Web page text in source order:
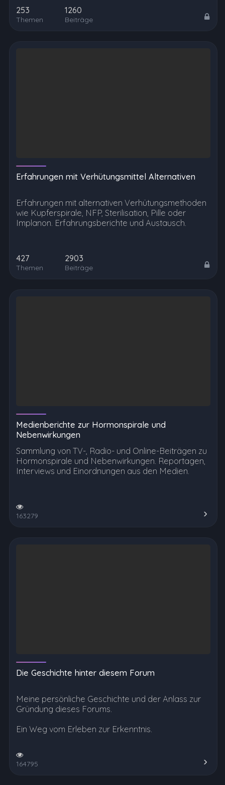
253
Themen
1260
Beiträge
Erfahrungen mit Verhütungsmittel Alternativen
Erfahrungen mit alternativen Verhütungsmethoden
wie Kupferspirale, NFP, Sterilisation, Pille oder
Implanon. Erfahrungsberichte und Austausch.
427
Themen
2903
Beiträge
Medienberichte zur Hormonspirale und
Nebenwirkungen
Sammlung von TV-, Radio- und Online-Beiträgen zu
Hormonspirale und Nebenwirkungen. Reportagen,
Interviews und Einordnungen aus den Medien.
163279
Die Geschichte hinter diesem Forum
Meine persönliche Geschichte und der Anlass zur
Gründung dieses Forums.
Ein Weg vom Erleben zur Erkenntnis.
164795